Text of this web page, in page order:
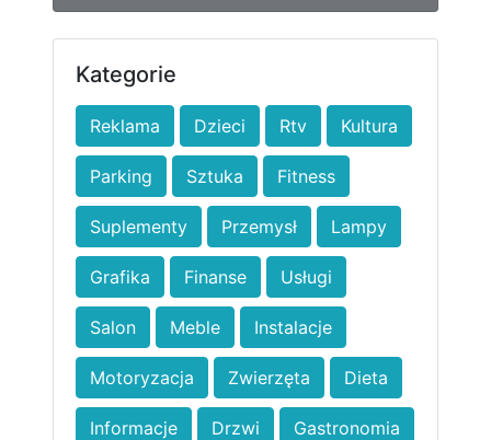
Kategorie
Reklama Dzieci Rtv Kultura
Parking Sztuka Fitness
Suplementy Przemysł Lampy
Grafika Finanse Usługi
Salon Meble Instalacje
Motoryzacja Zwierzęta Dieta
Informacje Drzwi Gastronomia